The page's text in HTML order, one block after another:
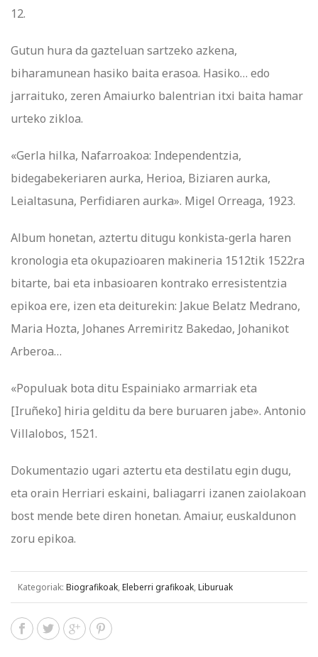
12.
Gutun hura da gazteluan sartzeko azkena,
biharamunean hasiko baita erasoa. Hasiko… edo
jarraituko, zeren Amaiurko balentrian itxi baita hamar
urteko zikloa.
«Gerla hilka, Nafarroakoa: Independentzia,
bidegabekeriaren aurka, Herioa, Biziaren aurka,
Leialtasuna, Perfidiaren aurka». Migel Orreaga, 1923.
Album honetan, aztertu ditugu konkista-gerla haren
kronologia eta okupazioaren makineria 1512tik 1522ra
bitarte, bai eta inbasioaren kontrako erresistentzia
epikoa ere, izen eta deiturekin: Jakue Belatz Medrano,
Maria Hozta, Johanes Arremiritz Bakedao, Johanikot
Arberoa…
«Populuak bota ditu Espainiako armarriak eta
[Iruñeko] hiria gelditu da bere buruaren jabe». Antonio
Villalobos, 1521.
Dokumentazio ugari aztertu eta destilatu egin dugu,
eta orain Herriari eskaini, baliagarri izanen zaiolakoan
bost mende bete diren honetan. Amaiur, euskaldunon
zoru epikoa.
Kategoriak: Biografikoak,Eleberri grafikoak,Liburuak